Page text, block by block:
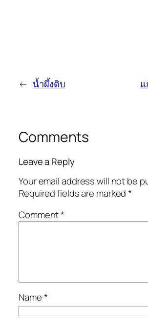
← น้ำผึ้งดิบ แ
Comments
Leave a Reply
Your email address will not be
Required fields are marked*
Comment*
Name*